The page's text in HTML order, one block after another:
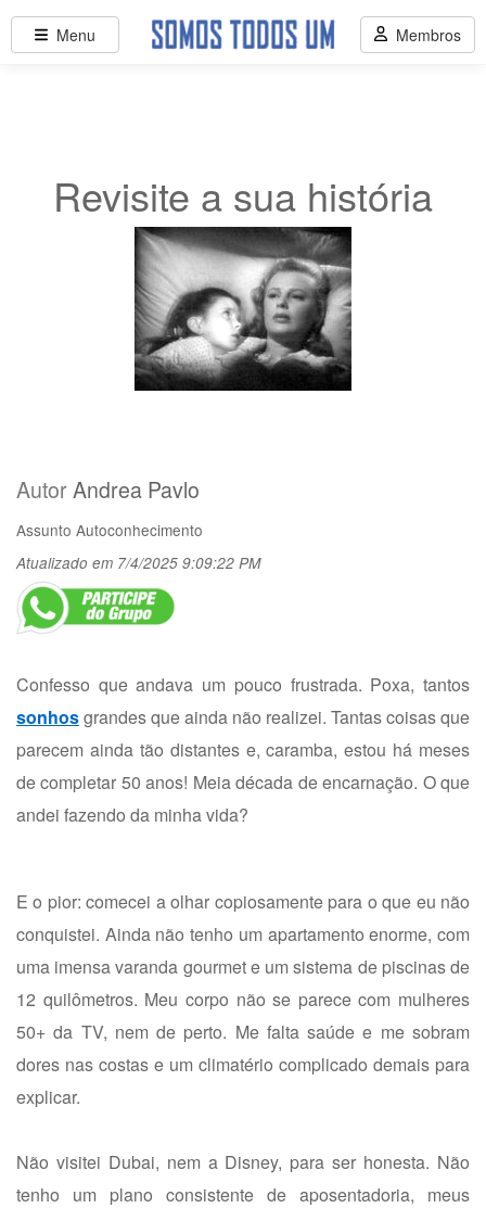
Revisite a sua história
AutorAndrea Pavlo
Assunto Autoconhecimento
Atualizado em 7/4/2025 9:09:22 PM
Confesso que andava um pouco frustrada. Poxa, tantos
sonhosgrandes que ainda não realizei. Tantas coisas que
parecem ainda tão distantes e, caramba, estou há meses
de completar 50 anos! Meia década de encarnação. O que
andei fazendo da minha vida?
E o pior: comecei a olhar copiosamente para o que eu não
conquistei. Ainda não tenho um apartamento enorme, com
uma imensa varanda gourmet e um sistema de piscinas de
12 quilômetros. Meu corpo não se parece com mulheres
50+ da TV, nem de perto. Me falta saúde e me sobram
dores nas costas e um climatério complicado demais para
explicar.
Não visitei Dubai, nem a Disney, para ser honesta. Não
tenho um plano consistente de aposentadoria, meus
Menu Membros